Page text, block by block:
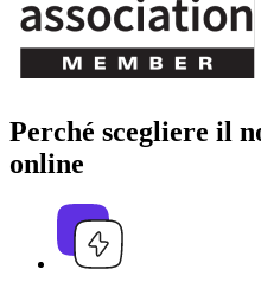
Perché scegliere il
online